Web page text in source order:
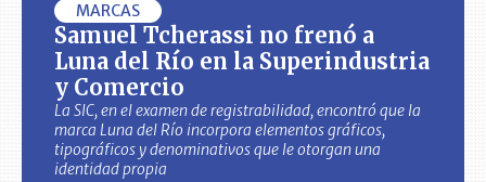
MARCAS
Samuel Tcherassi no frenó a
Luna del Río en la Superindustria
y Comercio
La SIC, en el examen de registrabilidad, encontró que la
marca Luna del Río incorpora elementos gráficos,
tipográficos y denominativos que le otorgan una
identidad propia